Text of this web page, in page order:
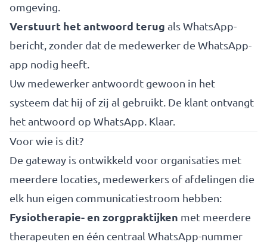
omgeving.
Verstuurt het antwoord terug als WhatsApp-
bericht, zonder dat de medewerker de WhatsApp-
app nodig heeft.
Uw medewerker antwoordt gewoon in het
systeem dat hij of zij al gebruikt. De klant ontvangt
het antwoord op WhatsApp. Klaar.
Voor wie is dit?
De gateway is ontwikkeld voor organisaties met
meerdere locaties, medewerkers of afdelingen die
elk hun eigen communicatiestroom hebben:
Fysiotherapie- en zorgpraktijken met meerdere
therapeuten en één centraal WhatsApp-nummer